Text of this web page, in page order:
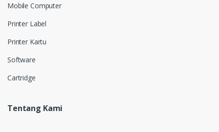
Mobile Computer
Printer Label
Printer Kartu
Software
Cartridge
Tentang Kami